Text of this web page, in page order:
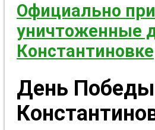
Официально
уничтоженные
Константиновке
День